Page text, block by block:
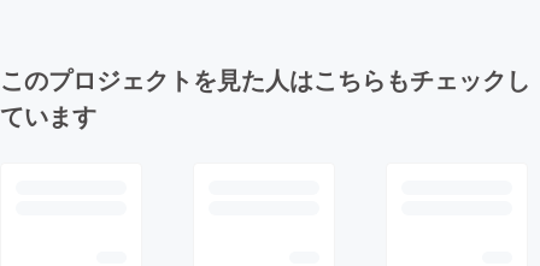
このプロジェクトを見た人はこちらもチェックし
ています